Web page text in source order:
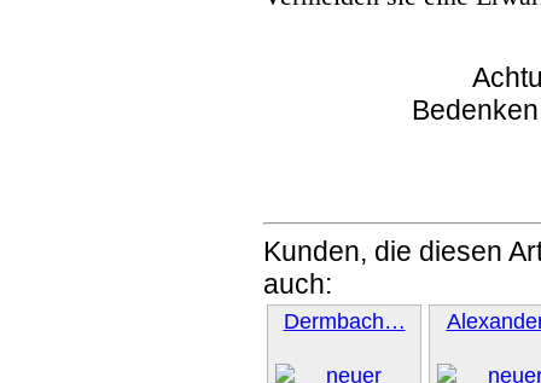
Kunden, die diesen
auch:
Dermbach…